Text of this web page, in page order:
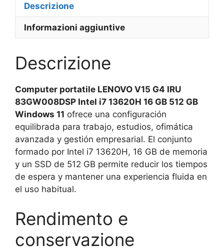
512GB
Windows
Descrizione
Informazioni aggiuntive
Descrizione
Computer portatile LENOVO V15 G4 IRU
83GW008DSP Intel i7 13620H 16 GB 512 GB
Windows 11 ofrece una configuración
equilibrada para trabajo, estudios, ofimática
avanzada y gestión empresarial. El conjunto
formado por Intel i7 13620H, 16 GB de memoria
y un SSD de 512 GB permite reducir los tiempos
de espera y mantener una experiencia fluida en
el uso habitual.
Rendimento e
conservazione